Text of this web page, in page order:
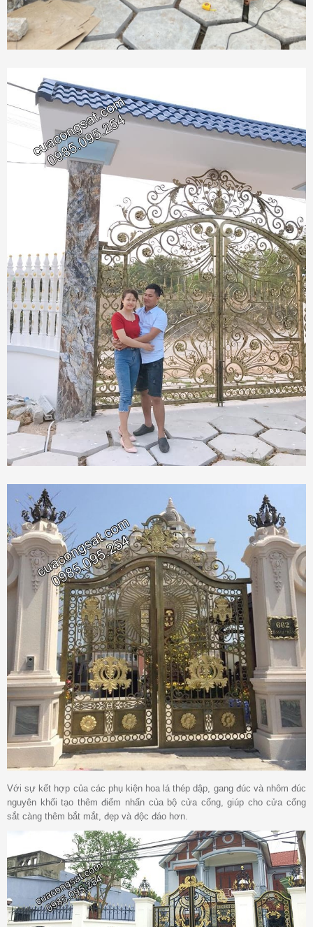
Với sự kết hợp của các phụ kiện hoa lá thép dập, gang đúc và nhôm đúc
nguyên khối tạo thêm điểm nhấn của bộ cửa cổng, giúp cho cửa cổng
sắt càng thêm bắt mắt, đẹp và độc đáo hơn.